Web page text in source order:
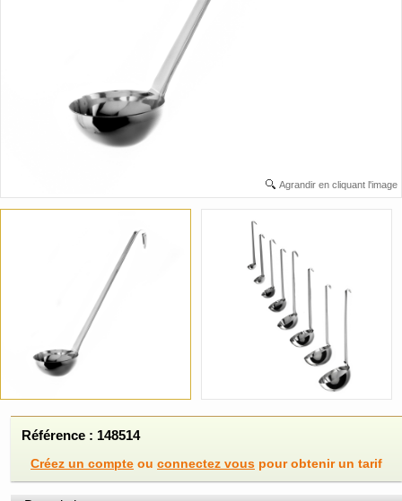
Agrandir en cliquant l'image
Référence : 148514
Créez un compte ou connectez vous pour obtenir un tarif